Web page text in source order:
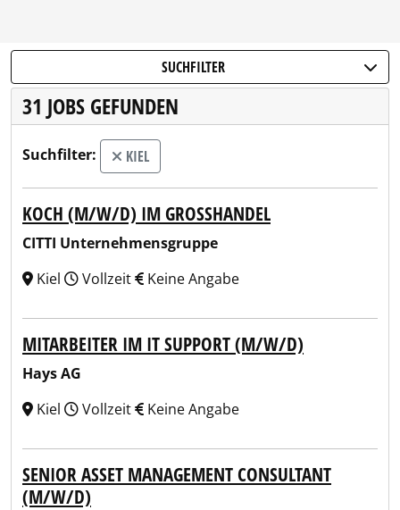
SUCHFILTER
31 JOBS GEFUNDEN
Suchfilter: KIEL
KOCH (M/W/D) IM GROSSHANDEL
CITTI Unternehmensgruppe
Kiel
Vollzeit Keine Angabe
MITARBEITER IM IT SUPPORT (M/W/D)
Hays AG
Kiel
Vollzeit Keine Angabe
SENIOR ASSET MANAGEMENT CONSULTANT
(M/W/D)